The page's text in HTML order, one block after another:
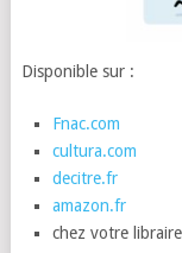
Disponible sur :
Fnac.com
cultura.com
decitre.fr
amazon.fr
chez votre libraire